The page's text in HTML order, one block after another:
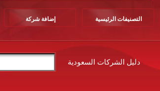
التصنيفات الرئيسية إضافة شركة
دليل الشركات السعودية